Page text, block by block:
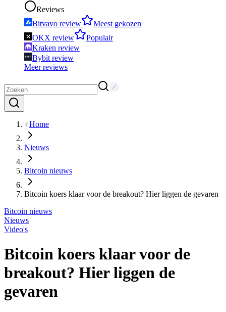
Reviews
Bitvavo review
Meest gekozen
OKX review
Populair
Kraken review
Bybit review
Meer reviews
Home
Nieuws
Bitcoin nieuws
Bitcoin koers klaar voor de breakout? Hier liggen de gevaren
Bitcoin nieuws
Nieuws
Video's
Bitcoin koers klaar voor de
breakout? Hier liggen de
gevaren